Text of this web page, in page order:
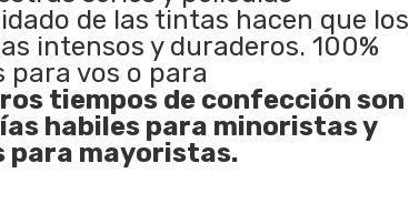
de las tintas hacen que los
intensos y duraderos. 100%
para vos o para
tiempos de confección son
habiles para minoristas y
para mayoristas.